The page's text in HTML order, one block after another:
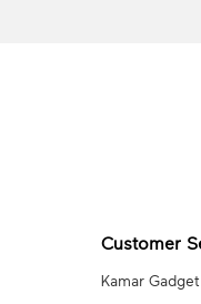
Customer
Kamar Gadget